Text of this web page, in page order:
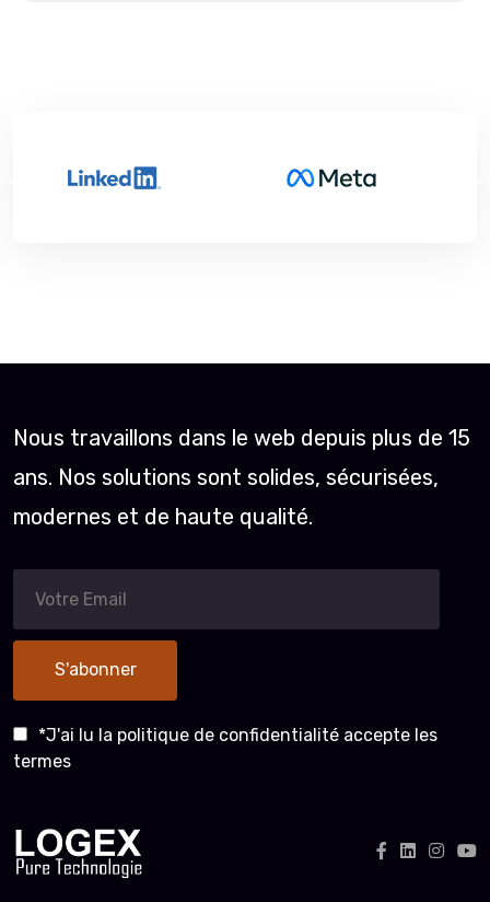
Nous travaillons dans le web depuis plus de 15
ans. Nos solutions sont solides, sécurisées,
modernes et de haute qualité.
S'abonner
*J'ai lu la politique de confidentialité accepte les
termes